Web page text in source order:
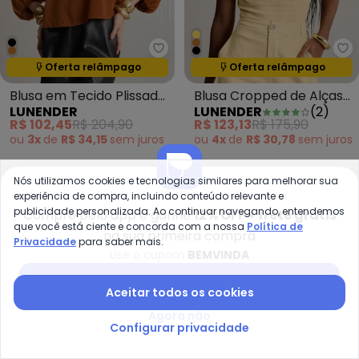
Lunender - Blusa em Tecido
Oferta relâmpago
Termina em:04:37:20
Blusa em Tecido Plissado
Marrom
LUNENDER
R$ 102,45R$ 204,90
ou 3x de R$ 34,15 sem juros
Oferta relâmpago
Termina em:04:37:20
Blusa Cropped de Alças
com Linho Amarelo
LUNENDER (2)
R$ 123,13R$ 175,90
ou 4x de R$ 30,78 sem juros
-50%
-30%
Compre pelo app e ganhe12% OFF + frete grátis
na sua primeira compra
Nós utilizamos cookies e tecnologias similares para melhorar sua
experiência de compra, incluindo conteúdo relevante e
publicidade personalizada. Ao continuar navegando, entendemos
que você está ciente e concorda com a nossa Política de
Privacidadepara saber mais.
Aceitar todos os cookies
Configurar privacidade